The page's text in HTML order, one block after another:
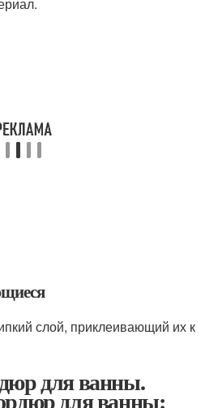
слой, приклеивающий их к
для ванны.
для ванны: